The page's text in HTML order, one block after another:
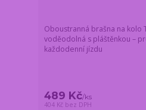
Oboustranná brašna na kolo
voděodolná s pláštěnkou –
každodenní jízdu
489 Kč/ks
404 Kč bez DPH